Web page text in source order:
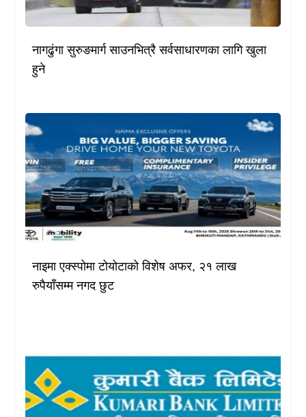
नागढुंगा सुरुङमार्ग साउनभित्रै सर्वसाधारणका लागि खुला
हुने
नाइमा एक्स्पोमा टोयोटाको विशेष अफर, २१ लाख
रुपैयाँसम्म नगद छुट